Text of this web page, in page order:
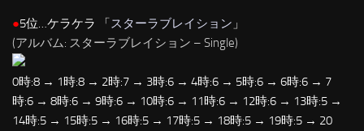
●5位…ケラケラ 「スターラブレイション 」
(アルバム: スターラブレイション – Single)
0時:8 → 1時:8 → 2時:7 → 3時:6 → 4時:6 → 5時:6 → 6時:6 → 7
時:6 → 8時:6 → 9時:6 → 10時:6 → 11時:6 → 12時:6 → 13時:5 →
14時:5 → 15時:5 → 16時:5 → 17時:5 → 18時:5 → 19時:5 → 20